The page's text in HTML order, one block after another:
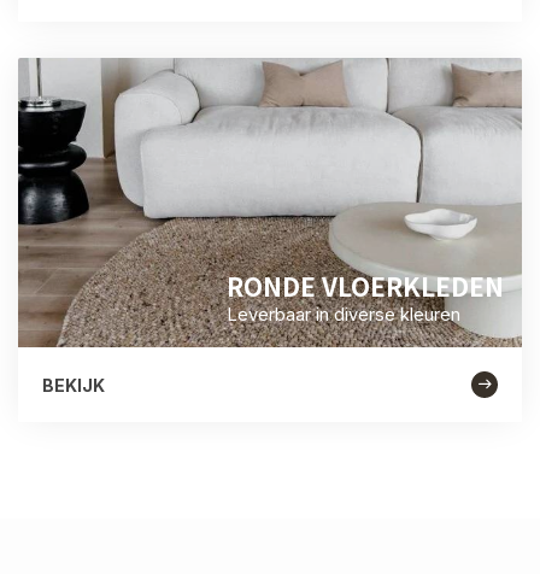
RONDE VLOERKLEDEN
Leverbaar in diverse kleuren
BEKIJK